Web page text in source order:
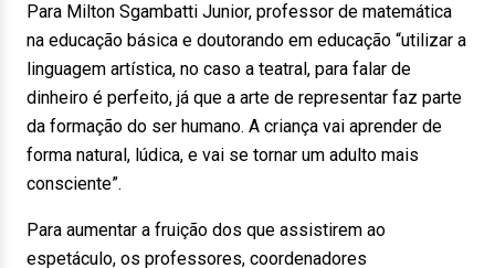
Para Milton Sgambatti Junior, professor de matemática
na educação básica e doutorando em educação “utilizar a
linguagem artística, no caso a teatral, para falar de
dinheiro é perfeito, já que a arte de representar faz parte
da formação do ser humano. A criança vai aprender de
forma natural, lúdica, e vai se tornar um adulto mais
consciente”.
Para aumentar a fruição dos que assistirem ao
espetáculo, os professores, coordenadores